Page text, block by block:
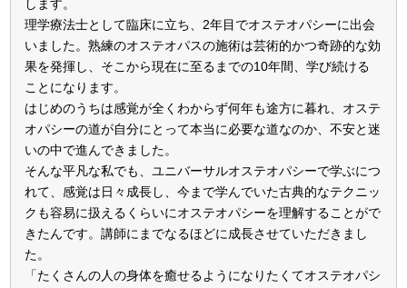
します。
理学療法士として臨床に立ち、2年目でオステオパシーに出会
いました。熟練のオステオパスの施術は芸術的かつ奇跡的な効
果を発揮し、そこから現在に至るまでの10年間、学び続ける
ことになります。
はじめのうちは感覚が全くわからず何年も途方に暮れ、オステ
オパシーの道が自分にとって本当に必要な道なのか、不安と迷
いの中で進んできました。
そんな平凡な私でも、ユニバーサルオステオパシーで学ぶにつ
れて、感覚は日々成長し、今まで学んでいた古典的なテクニッ
クも容易に扱えるくらいにオステオパシーを理解することがで
きたんです。講師にまでなるほどに成長させていただきまし
た。
「たくさんの人の身体を癒せるようになりたくてオステオパシ